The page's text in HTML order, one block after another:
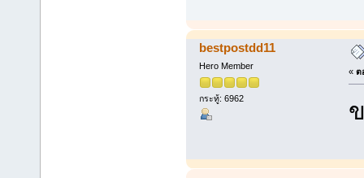
bestpostdd11
Hero Member
กระทู้: 6962
« ต